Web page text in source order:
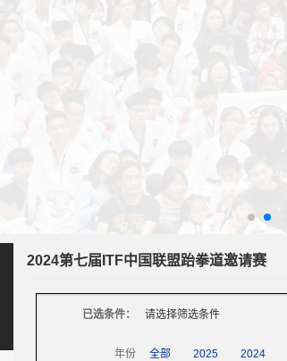
2024第七届ITF中国联盟跆拳道邀请赛
已选条件： 请选择筛选条件
年份 全部 2025 2024